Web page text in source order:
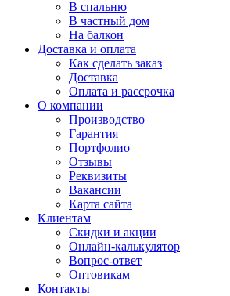
В спальню
В частный дом
На балкон
Доставка и оплата
Как сделать заказ
Доставка
Оплата и рассрочка
О компании
Производство
Гарантия
Портфолио
Отзывы
Реквизиты
Вакансии
Карта сайта
Клиентам
Скидки и акции
Онлайн-калькулятор
Вопрос-ответ
Оптовикам
Контакты